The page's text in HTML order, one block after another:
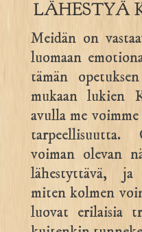
LÄHESTYÄ
Meidän on
luomaan
tämän
mukaan lukien
avulla me
tarpeellisuutta.
voiman olevan
lähestyttävä,
miten kolmen
luovat erilaisia